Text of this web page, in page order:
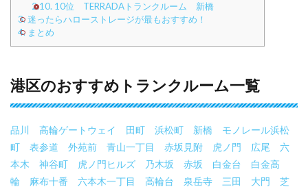
2.10. 10位 TERRADAトランクルーム 新橋
3.迷ったらハローストレージが最もおすすめ！
4. まとめ
港区のおすすめトランクルーム一覧
品川 高輪ゲートウェイ 田町 浜松町 新橋
モノレール浜松
町
表参道 外苑前 青山一丁目 赤坂見附 虎ノ門 広尾
六
本木
神谷町 虎ノ門ヒルズ 乃木坂 赤坂 白金台
白金高
輪
麻布十番 六本木一丁目 高輪台 泉岳寺 三田 大門
芝